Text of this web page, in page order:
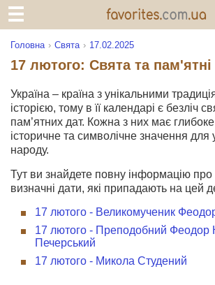
Головна Свята 17.02.2025
17 лютого: Свята та пам'ятні
Україна – країна з унікальними
історією, тому в її календарі є безліч
пам’ятних дат. Кожна з них має
історичне та символічне значення для
народу.
Тут ви знайдете повну інформацію про
визначні дати, які припадають на цей
17 лютого - Великомученик
17 лютого - Преподобний Феодор
Печерський
17 лютого - Микола Студений